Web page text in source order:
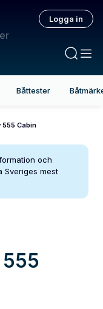
Logga in
Båttester
Cabin
och
Sveriges mest